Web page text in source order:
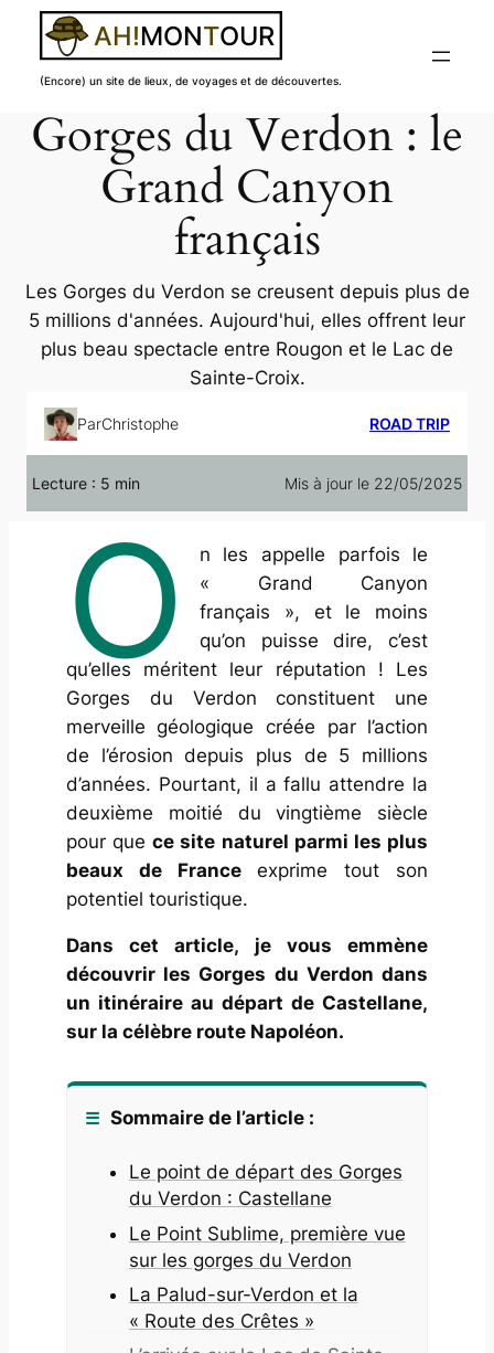
Aller
(Encore) un site de lieux, de voyages et de découvertes.
Gorges du Verdon : le
Grand Canyon
français
Les Gorges du Verdon se creusent depuis plus de
5 millions d'années. Aujourd'hui, elles offrent leur
plus beau spectacle entre Rougon et le Lac de
Sainte-Croix.
ParChristophe ROAD TRIP
Lecture : 5 min Mis à jour le 22/05/2025
O
n les appelle parfois le
« Grand Canyon
français », et le moins
qu’on puisse dire, c’est
qu’elles méritent leur réputation ! Les
Gorges du Verdon constituent une
merveille géologique créée par l’action
de l’érosion depuis plus de 5 millions
d’années. Pourtant, il a fallu attendre la
deuxième moitié du vingtième siècle
pour quece site naturel parmi les plus
beaux de Franceexprime tout son
potentiel touristique.
Dans cet article, je vous emmène
découvrir les Gorges du Verdon dans
un itinéraire au départ de Castellane,
sur la célèbre route Napoléon.
Sommaire de l’article :
Le point de départ des Gorges
du Verdon : Castellane
Le Point Sublime, première vue
sur les gorges du Verdon
La Palud-sur-Verdon et la
« Route des Crêtes »